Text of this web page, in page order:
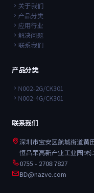
关于我们
产品分类
应用行业
解决问题
联系我们
产品分类
N002-2G/CK301
N002-4G/CK301
联系我们
深圳市宝安区航城街道黄
恒昌荣高新产业工业园9
0755 - 2708 7827
BD@nazve.com